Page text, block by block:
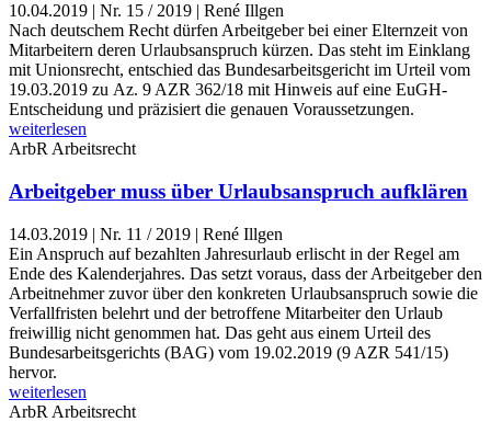
10.04.2019 | Nr. 15 / 2019 | René Illgen
Nach deutschem Recht dürfen Arbeitgeber bei einer Elternzeit von
Mitarbeitern deren Urlaubsanspruch kürzen. Das steht im Einklang
mit Unionsrecht, entschied das Bundesarbeitsgericht im Urteil vom
19.03.2019 zu Az. 9 AZR 362/18 mit Hinweis auf eine EuGH-
Entscheidung und präzisiert die genauen Voraussetzungen.
weiterlesen
ArbR Arbeitsrecht
Arbeitgeber muss über Urlaubsanspruch aufklären
14.03.2019 | Nr. 11 / 2019 | René Illgen
Ein Anspruch auf bezahlten Jahresurlaub erlischt in der Regel am
Ende des Kalenderjahres. Das setzt voraus, dass der Arbeitgeber den
Arbeitnehmer zuvor über den konkreten Urlaubsanspruch sowie die
Verfallfristen belehrt und der betroffene Mitarbeiter den Urlaub
freiwillig nicht genommen hat. Das geht aus einem Urteil des
Bundesarbeitsgerichts (BAG) vom 19.02.2019 (9 AZR 541/15)
hervor.
weiterlesen
ArbR Arbeitsrecht